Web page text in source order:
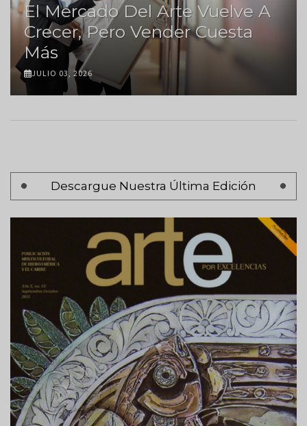
El Mercado Del Arte Vuelve A
Crecer, Pero Vender Cuesta
Más
JULIO 03, 2026
Descargue Nuestra Última Edición
Paginación
página
Siguiente >